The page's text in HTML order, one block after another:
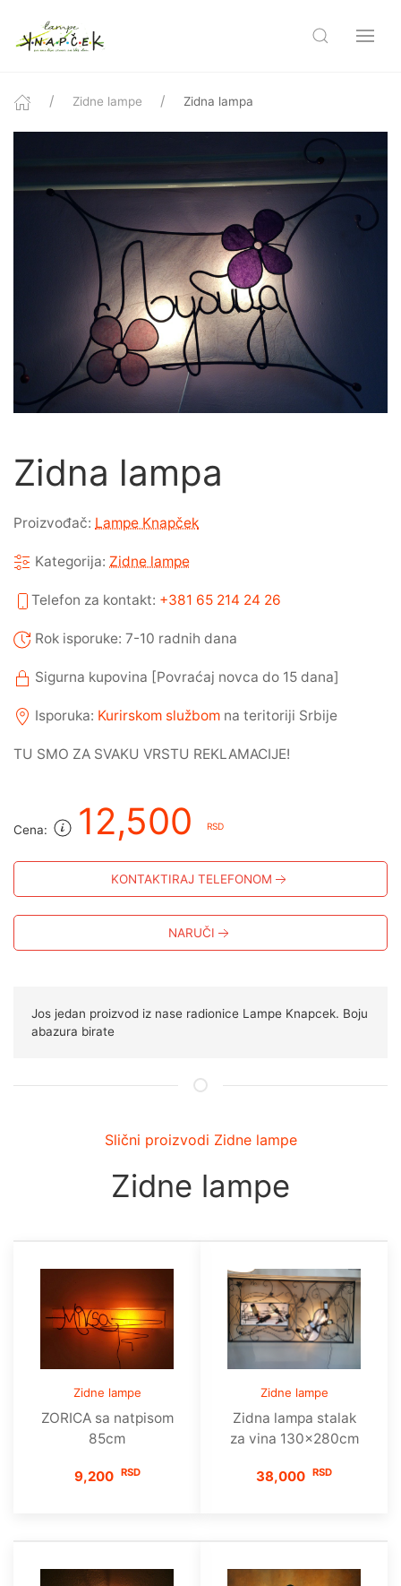
Zidne lampe Zidna lampa
Zidna lampa
Proizvođač: Lampe Knapček
Kategorija: Zidne lampe
Telefon za kontakt: +381 65 214 24 26
Rok isporuke: 7-10 radnih dana
Sigurna kupovina [Povraćaj novca do 15 dana]
Isporuka: Kurirskom službom na teritoriji Srbije
TU SMO ZA SVAKU VRSTU REKLAMACIJE!
Cena: 12,500 RSD
KONTAKTIRAJ TELEFONOM
NARUČI
Jos jedan proizvod iz nase radionice Lampe Knapcek. Boju
abazura birate
Slični proizvodi Zidne lampe
Zidne lampe
Zidne lampe
ZORICA sa natpisom
85cm
9,200 RSD
Zidne lampe
Zidna lampa stalak
za vina 130x280cm
38,000 RSD